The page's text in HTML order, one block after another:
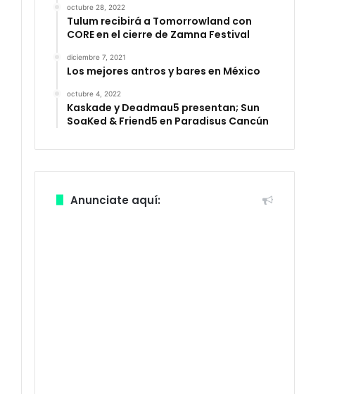
octubre 28, 2022
Tulum recibirá a Tomorrowland con
CORE en el cierre de Zamna Festival
diciembre 7, 2021
Los mejores antros y bares en México
octubre 4, 2022
Kaskade y Deadmau5 presentan; Sun
SoaKed & Friend5 en Paradisus Cancún
Anunciate aquí: